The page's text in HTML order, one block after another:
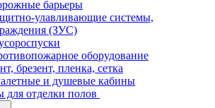
барьеры
улавливающие системы,
(ЗУС)
оборудование
брезент, пленка, сетка
и душевые кабины
отделки полов